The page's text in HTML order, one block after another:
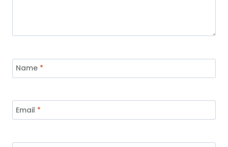
Name *
Email *